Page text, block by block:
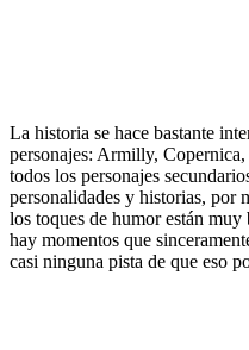
La historia se hace bastante
personajes: Armilly,
todos los personajes
personalidades y historias, por
los toques de humor están
hay momentos que
casi ninguna pista de que eso